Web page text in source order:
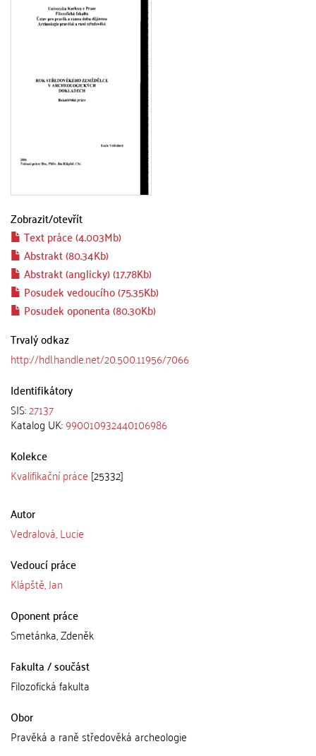
Zobrazit/otevřít
Text práce (4.003Mb)
Abstrakt (80.34Kb)
Abstrakt (anglicky) (17.78Kb)
Posudek vedoucího (75.35Kb)
Posudek oponenta (80.30Kb)
Trvalý odkaz
http://hdl.handle.net/20.500.11956/7066
Identifikátory
SIS:27137
Katalog UK:990010932440106986
Kolekce
Kvalifikační práce [25332]
Autor
Vedralová, Lucie
Vedoucí práce
Klápště, Jan
Oponent práce
Smetánka, Zdeněk
Fakulta / součást
Filozofická fakulta
Obor
Pravěká a raně středověká archeologie